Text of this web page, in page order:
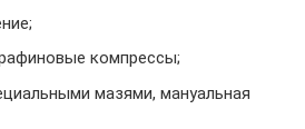
компрессы;
мазями, мануальная